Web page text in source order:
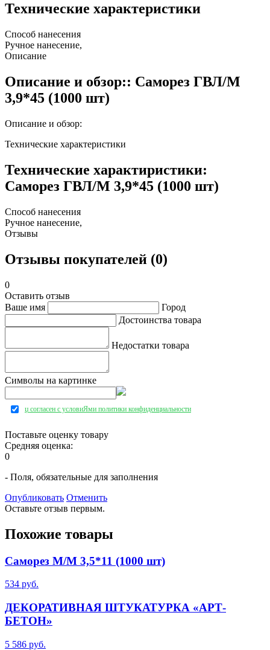
Технические характеристики
Способ нанесения
Ручное нанесение,
Описание
Описание и обзор:: Саморез ГВЛ/М
3,9*45 (1000 шт)
Описание и обзор:
Технические характеристики
Технические характиристики:
Саморез ГВЛ/М 3,9*45 (1000 шт)
Способ нанесения
Ручное нанесение,
Отзывы
Отзывы покупателей (0)
0
Оставить отзыв
Ваше имя
Город
Достоинства товара
Недостатки товара
Символы на картинке
џ согласен с условиЯми политики конфиденциальности
Поставьте оценку товару
Средняя оценка:
0
- Поля, обязательные для заполнения
Опубликовать Отменить
Оставьте отзыв первым.
Похожие товары
Саморез М/М 3,5*11 (1000 шт)
534 руб.
ДЕКОРАТИВНАЯ ШТУКАТУРКА «АРТ-
БЕТОН»
5 586 руб.